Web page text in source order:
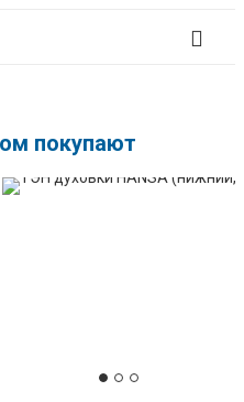
покупают